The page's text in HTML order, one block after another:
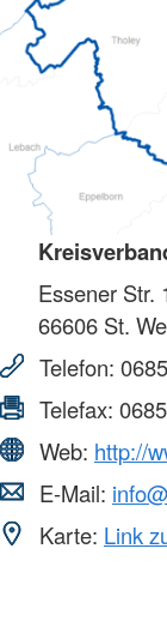
Essener Str.
66606 St.
Telefon:
Telefax:
Web: http://
E-Mail:
Karte: Link